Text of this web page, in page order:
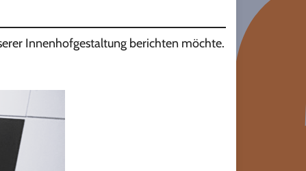
Innenhofgestaltung berichten möchte.